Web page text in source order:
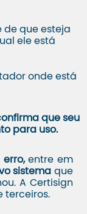
que esteja
ele está
onde está
que seu
para uso.
erro,entre em
sistema que
A Certisign
terceiros.